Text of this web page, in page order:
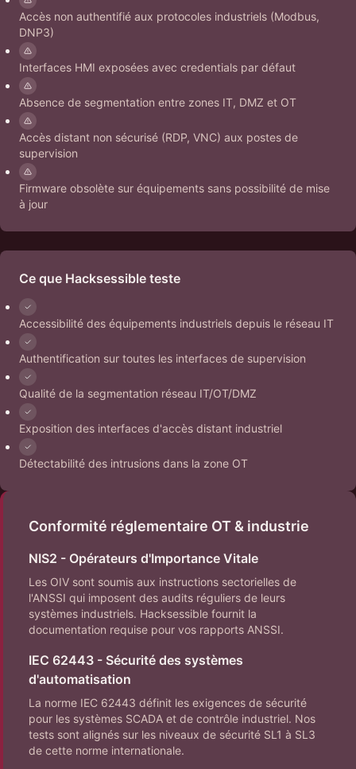
Accès non authentifié aux protocoles industriels (Modbus,
DNP3)
Interfaces HMI exposées avec credentials par défaut
Absence de segmentation entre zones IT, DMZ et OT
Accès distant non sécurisé (RDP, VNC) aux postes de
supervision
Firmware obsolète sur équipements sans possibilité de mise
à jour
Ce que Hacksessible teste
Accessibilité des équipements industriels depuis le réseau IT
Authentification sur toutes les interfaces de supervision
Qualité de la segmentation réseau IT/OT/DMZ
Exposition des interfaces d'accès distant industriel
Détectabilité des intrusions dans la zone OT
Conformité réglementaire OT & industrie
NIS2 - Opérateurs d'Importance Vitale
Les OIV sont soumis aux instructions sectorielles de
l'ANSSI qui imposent des audits réguliers de leurs
systèmes industriels. Hacksessible fournit la
documentation requise pour vos rapports ANSSI.
IEC 62443 - Sécurité des systèmes
d'automatisation
La norme IEC 62443 définit les exigences de sécurité
pour les systèmes SCADA et de contrôle industriel. Nos
tests sont alignés sur les niveaux de sécurité SL1 à SL3
de cette norme internationale.